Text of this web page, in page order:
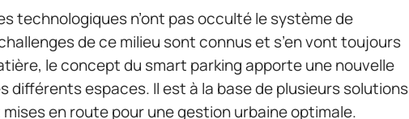
technologiques n’ont pas occulté le système de
de ce milieu sont connus et s’en vont toujours
le concept du smart parking apporte une nouvelle
différents espaces. Il est à la base de plusieurs solutions
en route pour une gestion urbaine optimale.